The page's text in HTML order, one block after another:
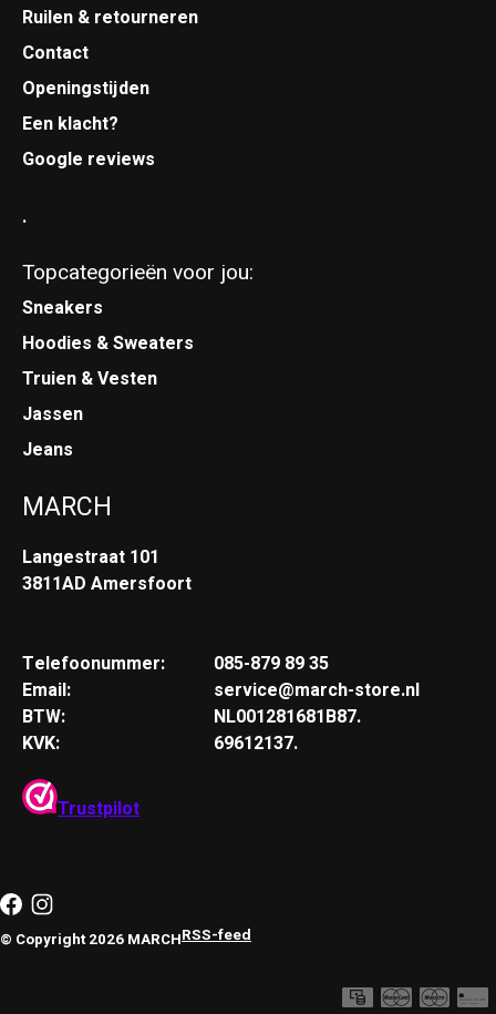
Ruilen & retourneren
Contact
Openingstijden
Een klacht?
Google reviews
.
Topcategorieën voor jou:
Sneakers
Hoodies & Sweaters
Truien & Vesten
Jassen
Jeans
MARCH
Langestraat 101
3811AD Amersfoort
Telefoonummer:
Email:
BTW:
KVK:
085-879 89 35
service@march-store.nl
NL001281681B87.
69612137.
Trustpilot
© Copyright 2026 MARCHRSS-feed